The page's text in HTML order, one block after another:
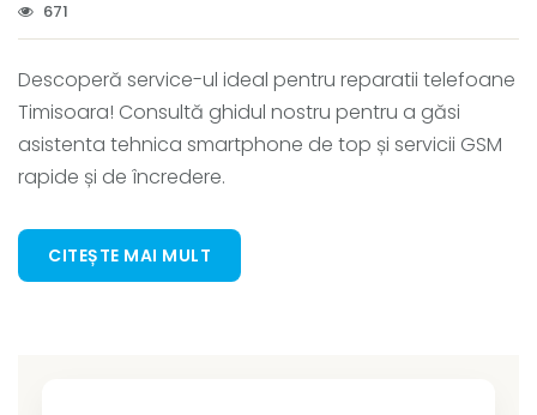
671
Descoperă service-ul ideal pentru reparatii telefoane
Timisoara! Consultă ghidul nostru pentru a găsi
asistenta tehnica smartphone de top și servicii GSM
rapide și de încredere.
CITEȘTE MAI MULT